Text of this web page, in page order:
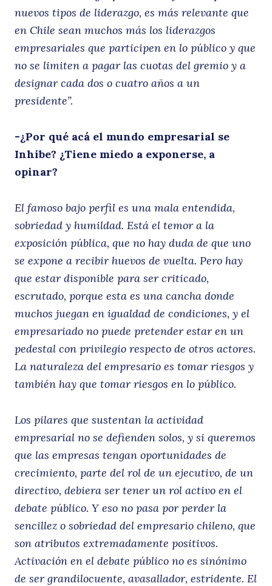
nuevos tipos de liderazgo, es más relevante que
en Chile sean muchos más los liderazgos
empresariales que participen en lo público y que
no se limiten a pagar las cuotas del gremio y a
designar cada dos o cuatro años a un
presidente”.
-¿Por qué acá el mundo empresarial se
Inhibe? ¿Tiene miedo a exponerse, a
opinar?
El famoso bajo perfil es una mala entendida,
sobriedad y humildad. Está el temor a la
exposición pública, que no hay duda de que uno
se expone a recibir huevos de vuelta. Pero hay
que estar disponible para ser criticado,
escrutado, porque esta es una cancha donde
muchos juegan en igualdad de condiciones, y el
empresariado no puede pretender estar en un
pedestal con privilegio respecto de otros actores.
La naturaleza del empresario es tomar riesgos y
también hay que tomar riesgos en lo público.
Los pilares que sustentan la actividad
empresarial no se defienden solos, y si queremos
que las empresas tengan oportunidades de
crecimiento, parte del rol de un ejecutivo, de un
directivo, debiera ser tener un rol activo en el
debate público. Y eso no pasa por perder la
sencillez o sobriedad del empresario chileno, que
son atributos extremadamente positivos.
Activación en el debate público no es sinónimo
de ser grandilocuente, avasallador, estridente. El